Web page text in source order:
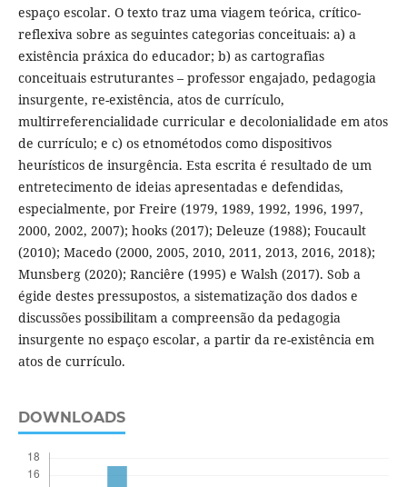
espaço escolar. O texto traz uma viagem teórica, crítico-
reflexiva sobre as seguintes categorias conceituais: a) a
existência práxica do educador; b) as cartografias
conceituais estruturantes – professor engajado, pedagogia
insurgente, re-existência, atos de currículo,
multirreferencialidade curricular e decolonialidade em atos
de currículo; e c) os etnométodos como dispositivos
heurísticos de insurgência. Esta escrita é resultado de um
entretecimento de ideias apresentadas e defendidas,
especialmente, por Freire (1979, 1989, 1992, 1996, 1997,
2000, 2002, 2007); hooks (2017); Deleuze (1988); Foucault
(2010); Macedo (2000, 2005, 2010, 2011, 2013, 2016, 2018);
Munsberg (2020); Ranciêre (1995) e Walsh (2017). Sob a
égide destes pressupostos, a sistematização dos dados e
discussões possibilitam a compreensão da pedagogia
insurgente no espaço escolar, a partir da re-existência em
atos de currículo.
DOWNLOADS